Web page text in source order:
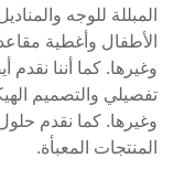
المبللة للوجه
الأطفال وأغطية
وغيرها. كما أننا
تفصيلي والتصميم
وغيرها. كما نقدم
المنتجات المعبأة.